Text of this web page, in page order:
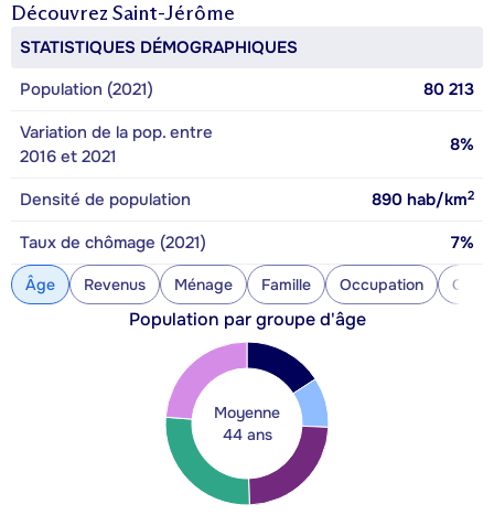
Découvrez Saint-Jérôme
STATISTIQUES DÉMOGRAPHIQUES
Population (2021)
80 213
Variation de la pop. entre
2016 et 2021
8%
Densité de population 890 hab/km2
Taux de chômage (2021) 7%
Âge Revenus Ménage Famille Occupation
Population par groupe d'âge
Moyenne
44 ans